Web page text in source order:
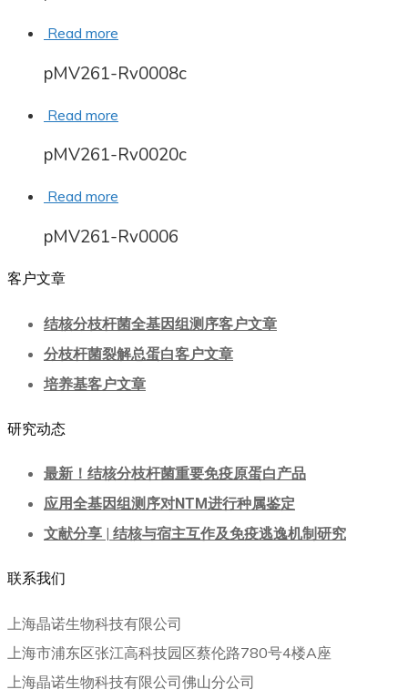
Read more
pMV261-Rv0008c
Read more
pMV261-Rv0020c
Read more
pMV261-Rv0006
客户文章
结核分枝杆菌全基因组测序客户文章
分枝杆菌裂解总蛋白客户文章
培养基客户文章
研究动态
最新！结核分枝杆菌重要免疫原蛋白产品
应用全基因组测序对NTM进行种属鉴定
文献分享 | 结核与宿主互作及免疫逃逸机制研究
联系我们
上海晶诺生物科技有限公司
上海市浦东区张江高科技园区蔡伦路780号4楼A座
上海晶诺生物科技有限公司佛山分公司